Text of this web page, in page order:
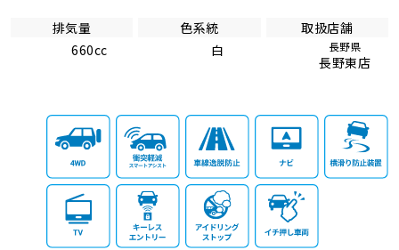
排気量
660cc
色系統
白
取扱店舗
長野県
長野東店